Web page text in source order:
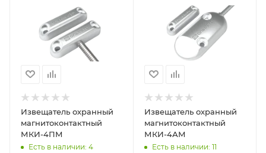
Извещатель охранный
магнитоконтактный
МКИ-4ПМ
Есть в наличии: 4
Извещатель охранный
магнитоконтактный
МКИ-4АМ
Есть в наличии: 11